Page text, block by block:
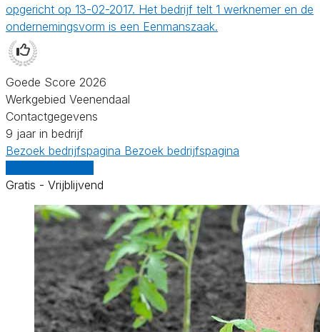
opgericht op 13-02-2017. Het bedrijf telt 1 werknemer en de
ondernemingsvorm is een Eenmanszaak.
Goede Score 2026
Werkgebied Veenendaal
Contactgegevens
9 jaar in bedrijf
Bezoek bedrijfspagina Bezoek bedrijfspagina
Gratis - Vrijblijvend